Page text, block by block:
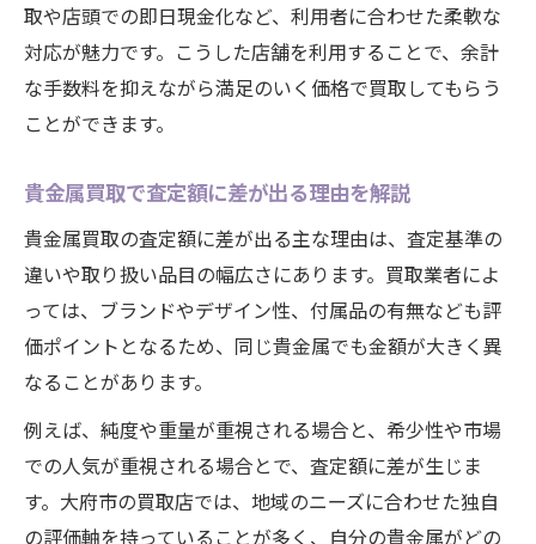
取や店頭での即日現金化など、利用者に合わせた柔軟な
対応が魅力です。こうした店舗を利用することで、余計
な手数料を抑えながら満足のいく価格で買取してもらう
ことができます。
貴金属買取で査定額に差が出る理由を解説
貴金属買取の査定額に差が出る主な理由は、査定基準の
違いや取り扱い品目の幅広さにあります。買取業者によ
っては、ブランドやデザイン性、付属品の有無なども評
価ポイントとなるため、同じ貴金属でも金額が大きく異
なることがあります。
例えば、純度や重量が重視される場合と、希少性や市場
での人気が重視される場合とで、査定額に差が生じま
す。大府市の買取店では、地域のニーズに合わせた独自
の評価軸を持っていることが多く、自分の貴金属がどの